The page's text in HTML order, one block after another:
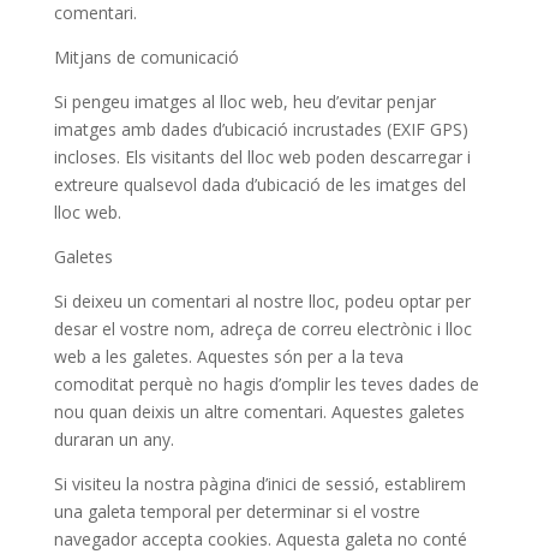
comentari.
Mitjans de comunicació
Si pengeu imatges al lloc web, heu d’evitar penjar
imatges amb dades d’ubicació incrustades (EXIF GPS)
incloses. Els visitants del lloc web poden descarregar i
extreure qualsevol dada d’ubicació de les imatges del
lloc web.
Galetes
Si deixeu un comentari al nostre lloc, podeu optar per
desar el vostre nom, adreça de correu electrònic i lloc
web a les galetes. Aquestes són per a la teva
comoditat perquè no hagis d’omplir les teves dades de
nou quan deixis un altre comentari. Aquestes galetes
duraran un any.
Si visiteu la nostra pàgina d’inici de sessió, establirem
una galeta temporal per determinar si el vostre
navegador accepta cookies. Aquesta galeta no conté